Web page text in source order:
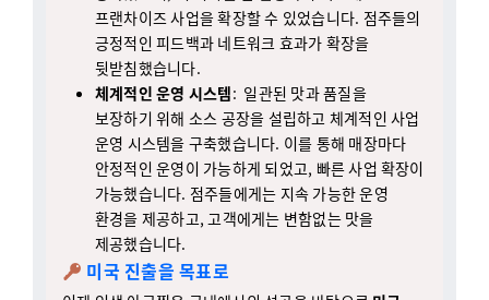
긍정적인 피드백과 네트워크 효과가 확장을
뒷받침했습니다.
체계적인 운영 시스템
보장하기 위해 소스 공장을 설립하고 체계적인 사업
운영 시스템을 구축했습니다. 이를 통해 매장마다
안정적인 운영이 가능하게 되었고, 빠른 사업 확장이
가능했습니다. 점주들에게는 지속 가능한 운영
환경을 제공하고, 고객에게는 변함없는 맛을
제공했습니다.
미국 진출을 목표로
이제 인생 아구찜은 국내에서의 성공을 바탕으로